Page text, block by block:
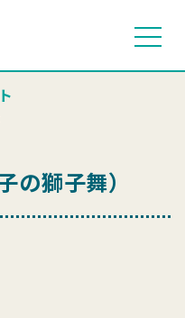
の獅子舞）